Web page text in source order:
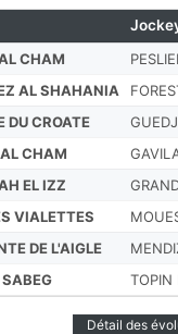
CHAM
AL SHAHANIA
DU CROATE
CHAM
EL IZZ
VIALETTES
DE L'AIGLE
TOPIN
Détail des